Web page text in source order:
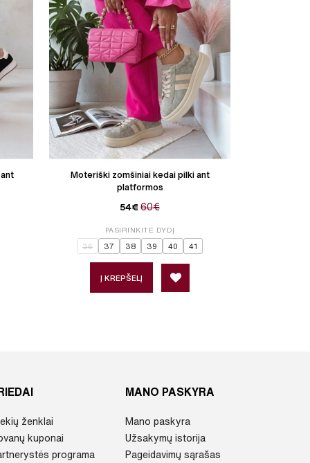
Moteriški zomšiniai kedai pilki ant
platformos
54€ 60€
PASIRINKITE DYDĮ
36 37 38 39 40 41
Į KREPŠELĮ
ženklai
kuponai
programa
MANO PASKYRA
Mano paskyra
Užsakymų istorija
Pageidavimų sąrašas